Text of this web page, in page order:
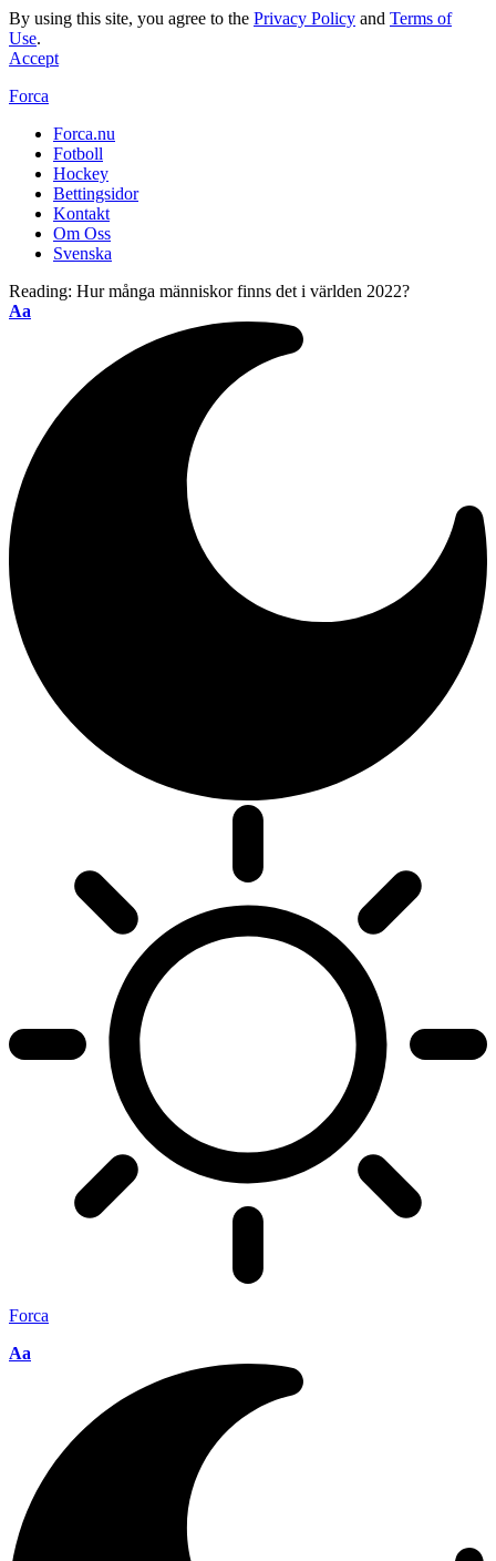
By using this site, you agree to the Privacy Policy and Terms of
Use.
Accept
Forca
Forca.nu
Fotboll
Hockey
Bettingsidor
Kontakt
Om Oss
Svenska
Reading: Hur många människor finns det i världen 2022?
Aa
Forca
Aa